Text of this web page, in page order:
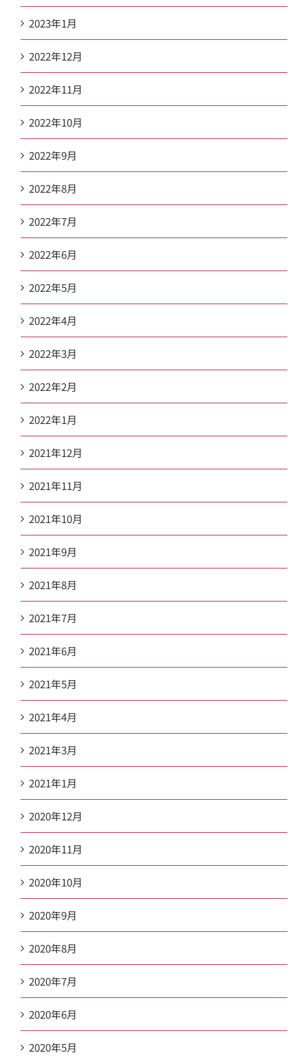
2023年1月
2022年12月
2022年11月
2022年10月
2022年9月
2022年8月
2022年7月
2022年6月
2022年5月
2022年4月
2022年3月
2022年2月
2022年1月
2021年12月
2021年11月
2021年10月
2021年9月
2021年8月
2021年7月
2021年6月
2021年5月
2021年4月
2021年3月
2021年1月
2020年12月
2020年11月
2020年10月
2020年9月
2020年8月
2020年7月
2020年6月
2020年5月